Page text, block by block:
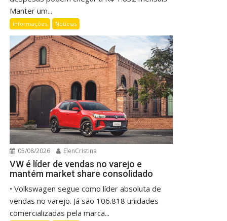
Manter um...
Informações Notícias
05/08/2026 ElenCristina
VW é líder de vendas no varejo e
mantém market share consolidado
• Volkswagen segue como líder absoluta de
vendas no varejo. Já são 106.818 unidades
comercializadas pela marca...